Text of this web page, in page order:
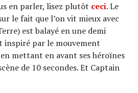
en parler, lisez plutôt ceci. Le
le fait que l’on vit mieux avec
est balayé en une demi
inspiré par le mouvement
mettant en avant ses héroïnes
de 10 secondes. Et Captain